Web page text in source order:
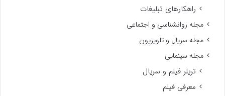
راهکارهای تبلیغات
مجله روانشناسی و اجتماعی
مجله سریال و تلویزیون
مجله سینمایی
تریلر فیلم و سریال
معرفی فیلم